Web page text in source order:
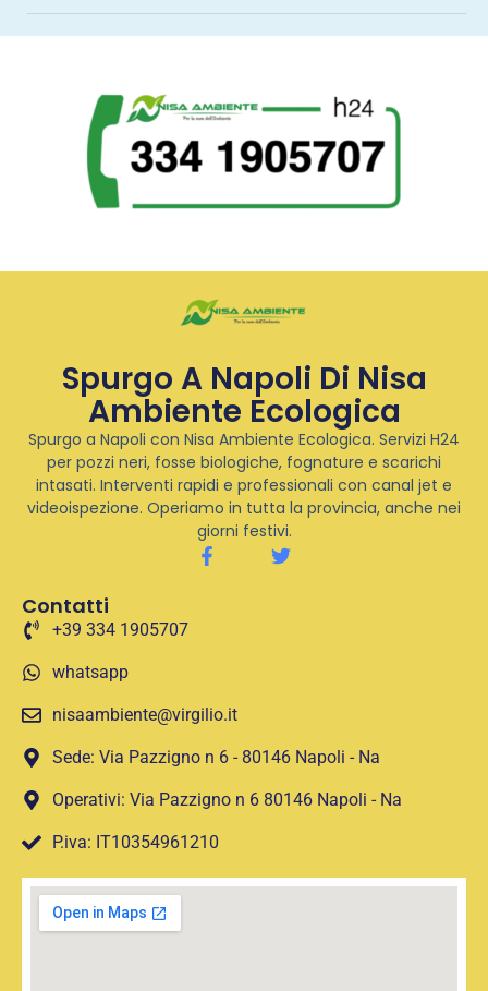
Spurgo A Napoli Di Nisa
Ambiente Ecologica
Spurgo a Napoli con Nisa Ambiente Ecologica. Servizi H24
per pozzi neri, fosse biologiche, fognature e scarichi
intasati. Interventi rapidi e professionali con canal jet e
videoispezione. Operiamo in tutta la provincia, anche nei
giorni festivi.
Contatti
+39 334 1905707
whatsapp
nisaambiente@virgilio.it
Sede: Via Pazzigno n 6 - 80146 Napoli - Na
Operativi: Via Pazzigno n 6 80146 Napoli - Na
P.iva: IT10354961210